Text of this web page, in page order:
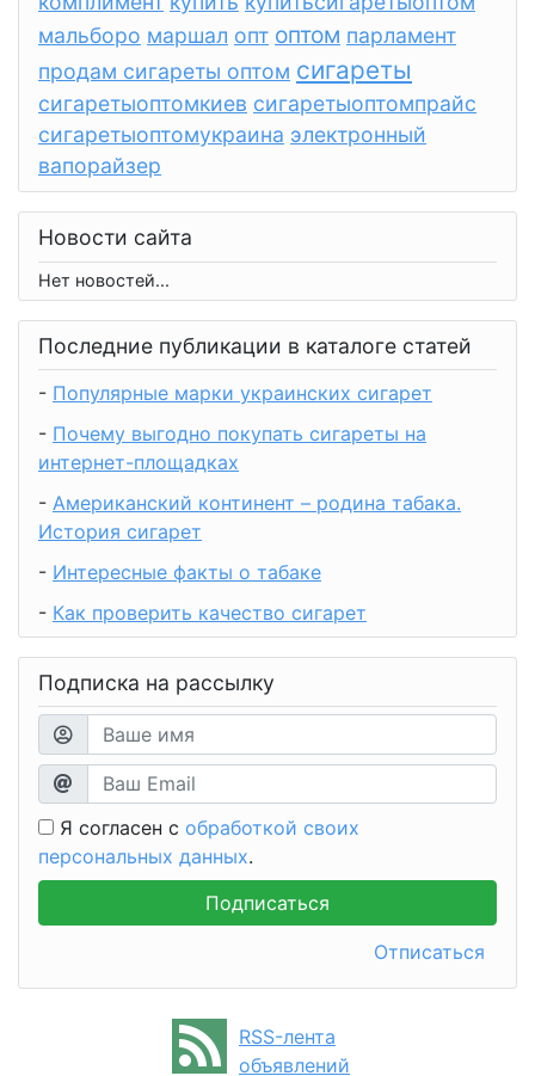
мальборо маршал опт оптом парламент
продам сигареты оптом сигареты
сигаретыоптомкиев сигаретыоптомпрайс
сигаретыоптомукраина электронный
вапорайзер
Новости сайта
Нет новостей...
Последние публикации в каталоге статей
- Популярные марки украинских сигарет
- Почему выгодно покупать сигареты на
интернет-площадках
- Американский континент – родина табака.
История сигарет
- Интересные факты о табаке
- Как проверить качество сигарет
Подписка на рассылку
Я согласен с обработкой своих
персональных данных.
Отписаться
RSS-лента
объявлений